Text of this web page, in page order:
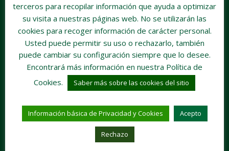
Plaza de San Juan de la Cruz, 1 28003 Madrid
terceros para recopilar información que ayuda a optimizar
su visita a nuestras páginas web. No se utilizarán las
cookies para recoger información de carácter personal.
Usted puede permitir su uso o rechazarlo, también
puede cambiar su configuración siempre que lo desee.
Encontrará más información en nuestra Política de
Cookies.
Saber más sobre las cookies del sitio
Información básica de Privacidad y Cookies Acepto
Rechazo